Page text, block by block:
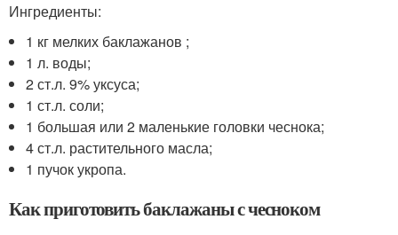
Ингредиенты:
1 кг мелких баклажанов ;
1 л. воды;
2 ст.л. 9% уксуса;
1 ст.л. соли;
1 большая или 2 маленькие головки чеснока;
4 ст.л. растительного масла;
1 пучок укропа.
Как приготовить баклажаны с чесноком